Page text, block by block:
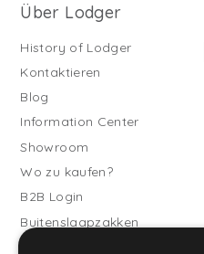
Über Lodger
History of Lodger
Kontaktieren
Blog
Information Center
Showroom
Wo zu kaufen?
B2B Login
Buitenslaapzakken